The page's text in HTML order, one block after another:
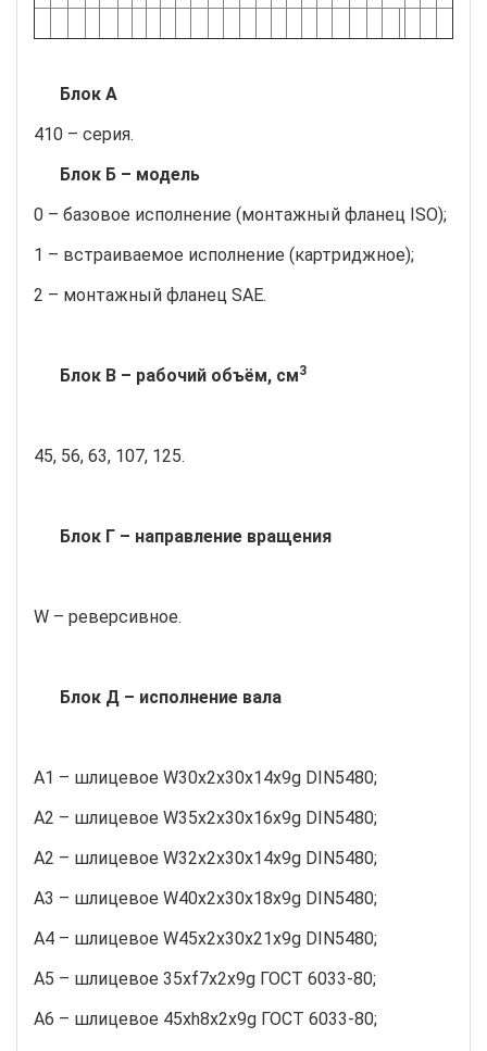
Блок А
410 – серия.
Блок Б – модель
0 – базовое исполнение (монтажный фланец ISO);
1 – встраиваемое исполнение (картриджное);
2 – монтажный фланец SAE.
Блок В – рабочий объём, см3
45, 56, 63, 107, 125.
Блок Г – направление вращения
W – реверсивное.
Блок Д – исполнение вала
A1 – шлицевое W30х2х30х14х9g DIN5480;
A2 – шлицевое W35х2х30х16х9g DIN5480;
A2 – шлицевое W32х2х30х14х9g DIN5480;
A3 – шлицевое W40х2х30х18х9g DIN5480;
A4 – шлицевое W45х2х30х21х9g DIN5480;
A5 – шлицевое 35хf7х2х9g ГОСТ 6033-80;
A6 – шлицевое 45хh8х2х9g ГОСТ 6033-80;